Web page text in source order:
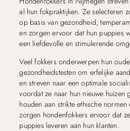
al hun fokpraktijken. Ze selecteren
op basis van gezondheid,
en zorgen ervoor dat hun puppies
een liefdevolle en stimulerende
Veel fokkers onderwerpen hun
gezondheidstesten om erfelijke
en streven naar een optimale
voordat ze naar hun nieuwe huizen
houden aan strikte ethische normen
zorgen hondenfokkers ervoor dat
puppies leveren aan hun klanten.